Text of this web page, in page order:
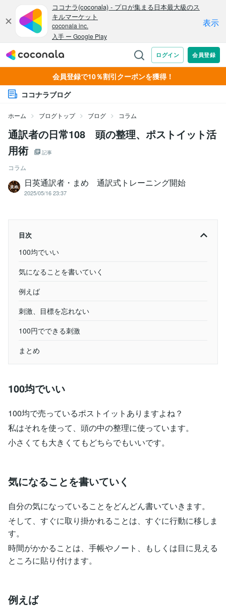
会員登録で10％割引クーポンを獲得！
ココナラブログ
ホーム ブログトップ ブログ コラム
通訳者の日常108 頭の整理、ポストイット活
用術
記事
コラム
日英通訳者・まめ 通訳式トレーニング開始
2025/05/16 23:37
目次
100均でいい
気になることを書いていく
例えば
刺激、目標を忘れない
100円でできる刺激
まとめ
100均でいい
100均で売っているポストイットありますよね？
私はそれを使って、頭の中の整理に使っています。
小さくても大きくてもどちらでもいいです。
気になることを書いていく
自分の気になっていることをどんどん書いていきます。
そして、すぐに取り掛かれることは、すぐに行動に移しま
す。
時間がかかることは、手帳やノート、もしくは目に見える
ところに貼り付けます。
例えば